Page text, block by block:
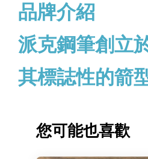
品牌介紹
派克鋼筆創立
其標誌性的箭
您可能也喜歡